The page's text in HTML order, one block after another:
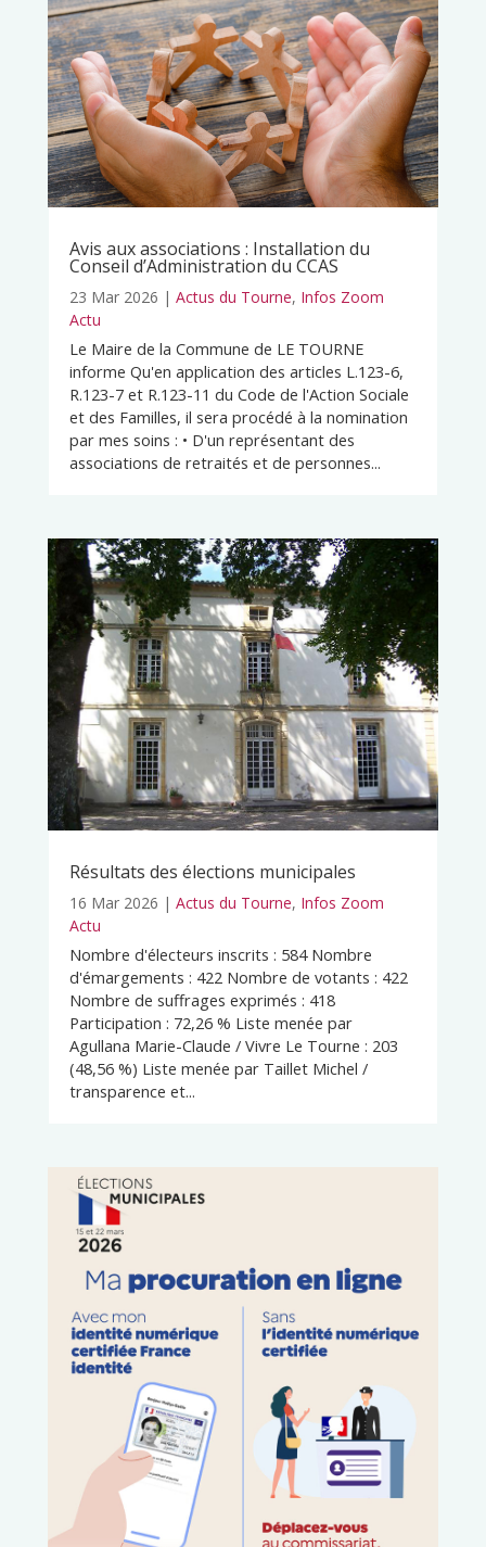
Avis aux associations : Installation du
Conseil d’Administration du CCAS
23 Mar 2026 | Actus du Tourne, Infos Zoom
Actu
Le Maire de la Commune de LE TOURNE
informe Qu'en application des articles L.123-6,
R.123-7 et R.123-11 du Code de l'Action Sociale
et des Familles, il sera procédé à la nomination
par mes soins : • D'un représentant des
associations de retraités et de personnes...
Résultats des élections municipales
16 Mar 2026 | Actus du Tourne, Infos Zoom
Actu
Nombre d'électeurs inscrits : 584 Nombre
d'émargements : 422 Nombre de votants : 422
Nombre de suffrages exprimés : 418
Participation : 72,26 % Liste menée par
Agullana Marie-Claude / Vivre Le Tourne : 203
(48,56 %) Liste menée par Taillet Michel /
transparence et...